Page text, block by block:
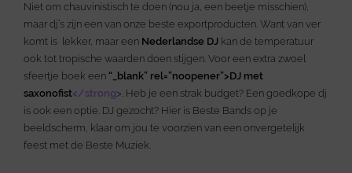
Niet om chauvinistisch te doen (nou ja, een beetje misschien),
maar dj’s zijn een van onze beste exportproducten. Want van ver
komt is lekker, maar een Nederlandse DJ kan de temperatuur
ook tot tropische waarden doen stijgen. Voor een extra zwoel
sfeertje boek een “_blank” rel=”noopener”>DJ met
saxonofist</strong>. Heb je een strak budget? Een goedkope dj
is ook een optie. DJ gezocht? Hier is Beste Bands op je
beeldscherm, klaar om jou te voorzien van een onvergetelijk
feest met de Beste Muziek.